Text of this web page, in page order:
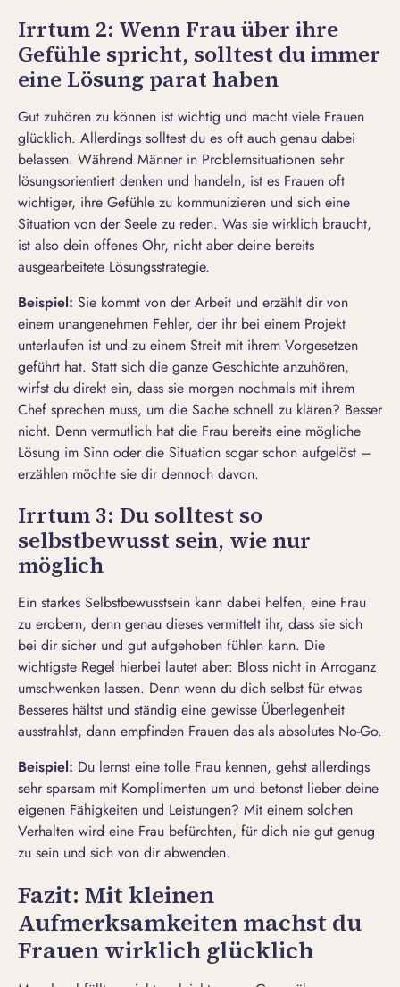
Irrtum 2: Wenn Frau über ihre
Gefühle spricht, solltest du immer
eine Lösung parat haben
Gut zuhören zu können ist wichtig und macht viele Frauen
glücklich. Allerdings solltest du es oft auch genau dabei
belassen. Während Männer in Problemsituationen sehr
lösungsorientiert denken und handeln, ist es Frauen oft
wichtiger, ihre Gefühle zu kommunizieren und sich eine
Situation von der Seele zu reden. Was sie wirklich braucht,
ist also dein offenes Ohr, nicht aber deine bereits
ausgearbeitete Lösungsstrategie.
Beispiel: Sie kommt von der Arbeit und erzählt dir von
einem unangenehmen Fehler, der ihr bei einem Projekt
unterlaufen ist und zu einem Streit mit ihrem Vorgesetzen
geführt hat. Statt sich die ganze Geschichte anzuhören,
wirfst du direkt ein, dass sie morgen nochmals mit ihrem
Chef sprechen muss, um die Sache schnell zu klären? Besser
nicht. Denn vermutlich hat die Frau bereits eine mögliche
Lösung im Sinn oder die Situation sogar schon aufgelöst –
erzählen möchte sie dir dennoch davon.
Irrtum 3: Du solltest so
selbstbewusst sein, wie nur
möglich
Ein starkes Selbstbewusstsein kann dabei helfen, eine Frau
zu erobern, denn genau dieses vermittelt ihr, dass sie sich
bei dir sicher und gut aufgehoben fühlen kann. Die
wichtigste Regel hierbei lautet aber: Bloss nicht in Arroganz
umschwenken lassen. Denn wenn du dich selbst für etwas
Besseres hältst und ständig eine gewisse Überlegenheit
ausstrahlst, dann empfinden Frauen das als absolutes No-Go.
Beispiel: Du lernst eine tolle Frau kennen, gehst allerdings
sehr sparsam mit Komplimenten um und betonst lieber deine
eigenen Fähigkeiten und Leistungen? Mit einem solchen
Verhalten wird eine Frau befürchten, für dich nie gut genug
zu sein und sich von dir abwenden.
Fazit: Mit kleinen
Aufmerksamkeiten machst du
Frauen wirklich glücklich